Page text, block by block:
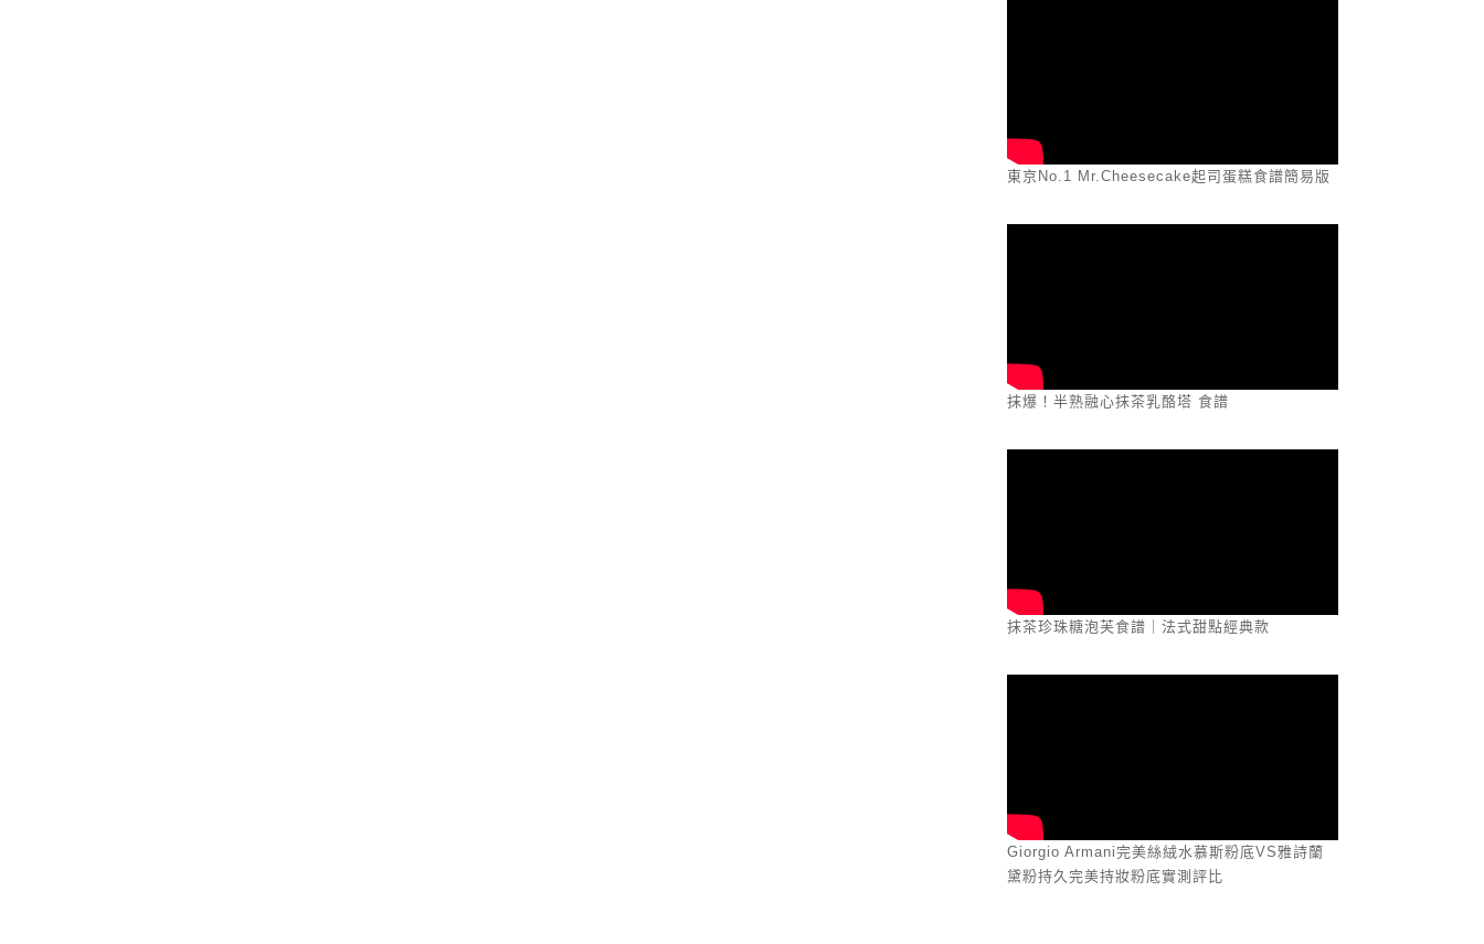
東京No.1 Mr.Cheesecake起司蛋糕食譜簡易版
抹爆！半熟融心抹茶乳酪塔 食譜
抹茶珍珠糖泡芙食譜｜法式甜點經典款
Giorgio Armani完美絲絨水慕斯粉底VS雅詩蘭
黛粉持久完美持妝粉底實測評比